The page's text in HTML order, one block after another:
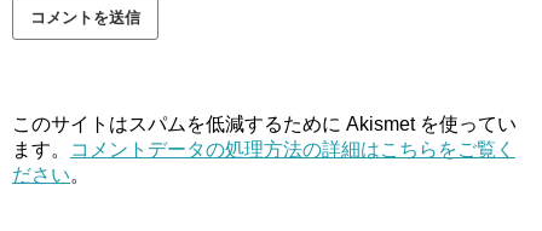
このサイトはスパムを低減するために Akismet を使ってい
ます。
コメントデータの処理方法の詳細はこちらをご覧く
ださい。